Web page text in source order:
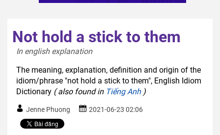
Not hold a stick to them
In english explanation
The meaning, explanation, definition and origin of the
idiom/phrase "not hold a stick to them", English Idiom
Dictionary ( also found in Tiếng Anh)
Jenne Phuong 2021-06-23 02:06